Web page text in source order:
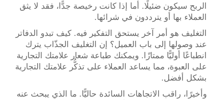
الربح سيكون ضئيلًا. أما إذا كانت رخيصة جدًّا، فقد لا يثق
العملاء بها أو يترددون في شرائها.
التغليف هو أمر آخر يستحق التفكير فيه. كيف تبدو الدفاتر
عند وصولها إلى باب العميل؟ إن التغليف الجذّاب يترك
انطباعًا أوليًّا ممتازًا. ويمكنك طباعة شعار علامتك التجارية
على العبوة، مما يساعد العملاء على تذكُّر علامتك التجارية
بشكل أفضل.
وأخيرًا، راقب الاتجاهات السائدة حاليًّا. ما الذي يبحث عنه